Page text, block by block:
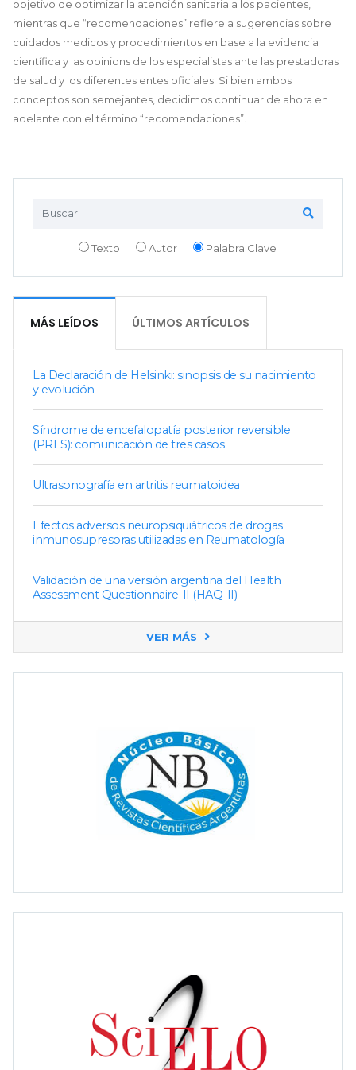
Texto Autor Palabra Clave
MÁS LEÍDOS ÚLTIMOS ARTÍCULOS
La Declaración de Helsinki: sinopsis de su nacimiento
y evolución
Síndrome de encefalopatía posterior reversible
(PRES): comunicación de tres casos
Ultrasonografía en artritis reumatoidea
Efectos adversos neuropsiquiátricos de drogas
inmunosupresoras utilizadas en Reumatología
Validación de una versión argentina del Health
Assessment Questionnaire-II (HAQ-II)
VER MÁS
objetivo de optimizar la atención sanitaria a los pacientes,
mientras que “recomendaciones” refiere a sugerencias sobre
cuidados medicos y procedimientos en base a la evidencia
científica y las opinions de los especialistas ante las prestadoras
de salud y los diferentes entes oficiales. Si bien ambos
conceptos son semejantes, decidimos continuar de ahora en
adelante con el término “recomendaciones”.